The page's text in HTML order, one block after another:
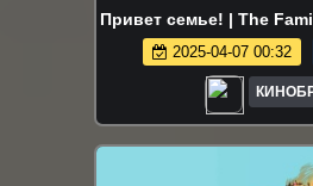
Привет семье! | The
2025-04-07 00:32